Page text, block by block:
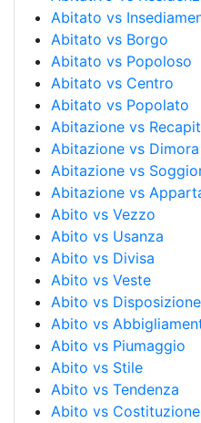
Abitato vs
Abitato vs Borgo
Abitato vs Popoloso
Abitato vs Centro
Abitato vs Popolato
Abitazione vs
Abitazione vs Dimora
Abitazione vs
Abitazione vs
Abito vs Vezzo
Abito vs Usanza
Abito vs Divisa
Abito vs Veste
Abito vs Disposizione
Abito vs
Abito vs Piumaggio
Abito vs Stile
Abito vs Tendenza
Abito vs Costituzione